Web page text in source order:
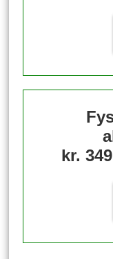
kr.